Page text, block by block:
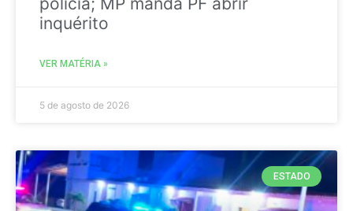
inquérito
VER MATÉRIA »
5 de agosto de 2026
ESTADO